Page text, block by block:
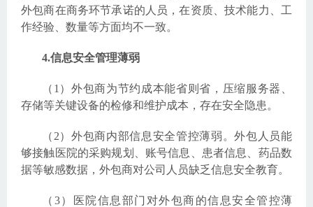
外包商在商务环节承诺的人员，在资质、技术能力、工
作经验、数量等方面均不一致。
4.信息安全管理薄弱
（1）外包商为节约成本能省则省，压缩服务器、
存储等关键设备的检修和维护成本，存在安全隐患。
（2）外包商内部信息安全管控薄弱。外包人员能
够接触医院的采购规划、账号信息、患者信息、药品数
据等敏感数据，外包商对公司人员缺乏信息安全教育。
（3）医院信息部门对外包商的信息安全管控薄